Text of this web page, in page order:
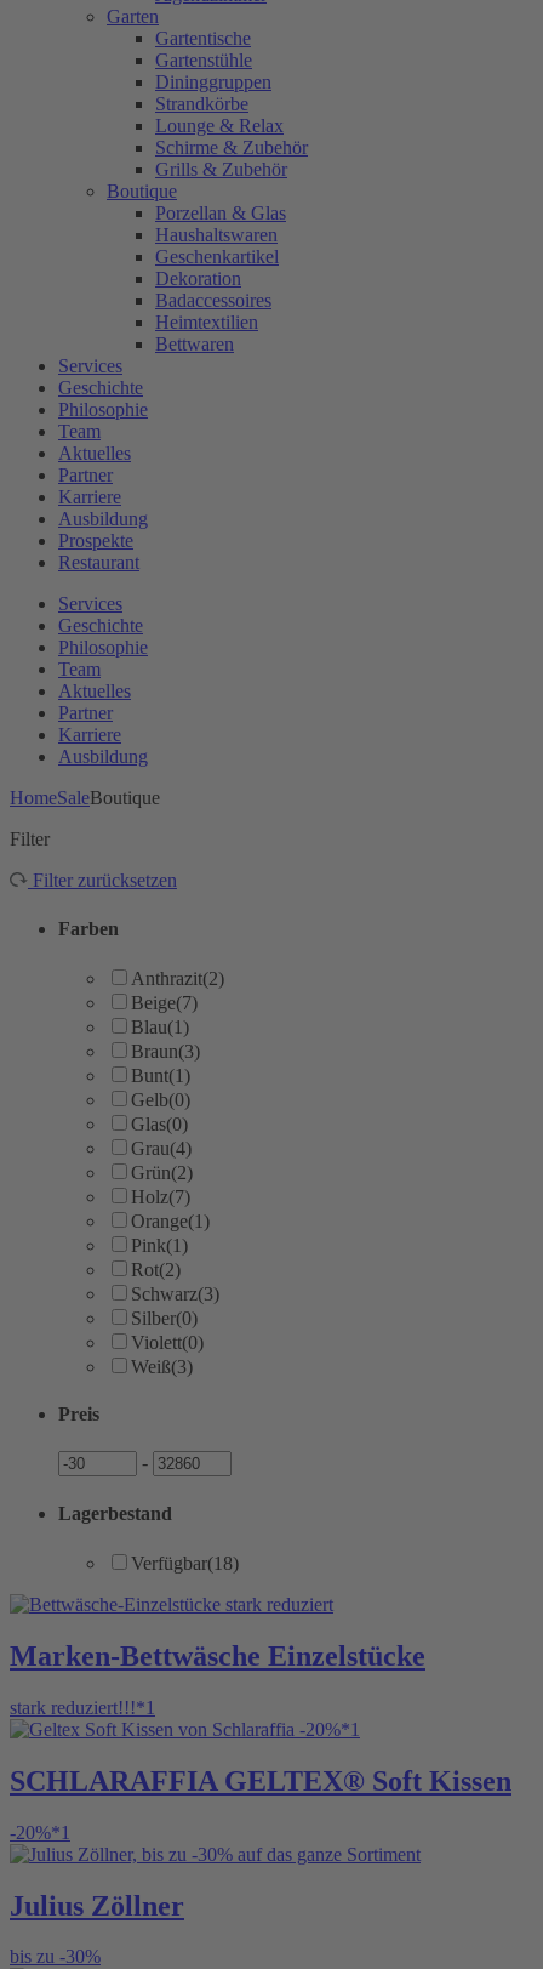
Garten
Gartentische
Gartenstühle
Dininggruppen
Strandkörbe
Lounge & Relax
Schirme & Zubehör
Grills & Zubehör
Boutique
Porzellan & Glas
Haushaltswaren
Geschenkartikel
Dekoration
Badaccessoires
Heimtextilien
Bettwaren
Services
Geschichte
Philosophie
Team
Aktuelles
Partner
Karriere
Ausbildung
Prospekte
Restaurant
Services
Geschichte
Philosophie
Team
Aktuelles
Partner
Karriere
Ausbildung
HomeSaleBoutique
Filter
Filter zurücksetzen
Farben
Anthrazit(2)
Beige(7)
Blau(1)
Braun(3)
Bunt(1)
Gelb(0)
Glas(0)
Grau(4)
Grün(2)
Holz(7)
Orange(1)
Pink(1)
Rot(2)
Schwarz(3)
Silber(0)
Violett(0)
Weiß(3)
Preis
Preis - Preis
Lagerbestand
Verfügbar(18)
Marken-Bettwäsche Einzelstücke
stark reduziert!!!*1
SCHLARAFFIA GELTEX® Soft Kissen
-20%*1
Julius Zöllner
bis zu -30%